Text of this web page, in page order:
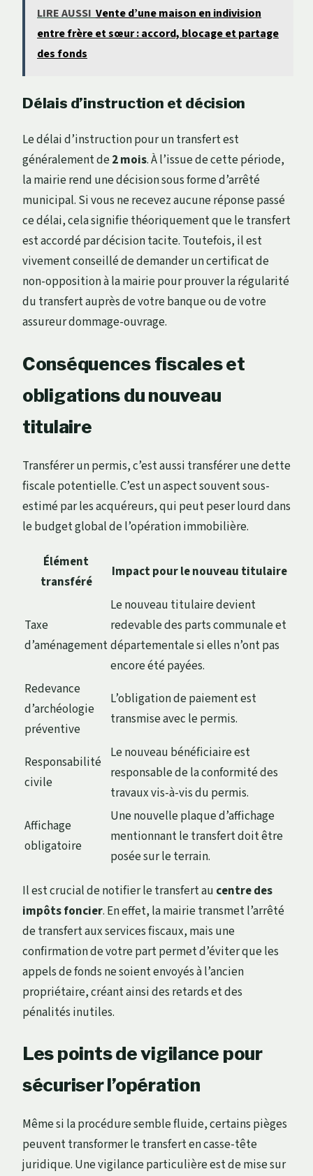
LIRE AUSSI Vente d’une maison en indivision
entre frère et sœur : accord, blocage et partage
des fonds
Délais d’instruction et décision
Le délai d’instruction pour un transfert est
généralement de2 mois. À l’issue de cette période,
la mairie rend une décision sous forme d’arrêté
municipal. Si vous ne recevez aucune réponse passé
ce délai, cela signifie théoriquement que le transfert
est accordé par décision tacite. Toutefois, il est
vivement conseillé de demander un certificat de
non-opposition à la mairie pour prouver la régularité
du transfert auprès de votre banque ou de votre
assureur dommage-ouvrage.
Conséquences fiscales et
obligations du nouveau
titulaire
Transférer un permis, c’est aussi transférer une dette
fiscale potentielle. C’est un aspect souvent sous-
estimé par les acquéreurs, qui peut peser lourd dans
le budget global de l’opération immobilière.
Élément
transféré
Impact pour le nouveau titulaire
Taxe
d’aménagement
Le nouveau titulaire devient
redevable des parts communale et
départementale si elles n’ont pas
encore été payées.
Redevance
d’archéologie
préventive
L’obligation de paiement est
transmise avec le permis.
Responsabilité
civile
Le nouveau bénéficiaire est
responsable de la conformité des
travaux vis-à-vis du permis.
Affichage
obligatoire
Une nouvelle plaque d’affichage
mentionnant le transfert doit être
posée sur le terrain.
Il est crucial de notifier le transfert au centre des
impôts foncier. En effet, la mairie transmet l’arrêté
de transfert aux services fiscaux, mais une
confirmation de votre part permet d’éviter que les
appels de fonds ne soient envoyés à l’ancien
propriétaire, créant ainsi des retards et des
pénalités inutiles.
Les points de vigilance pour
sécuriser l’opération
Même si la procédure semble fluide, certains pièges
peuvent transformer le transfert en casse-tête
juridique. Une vigilance particulière est de mise sur